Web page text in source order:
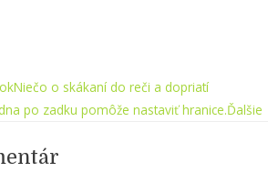
Niečo o skákaní do reči a dopriatí
po zadku pomôže nastaviť hranice.Ďalšie